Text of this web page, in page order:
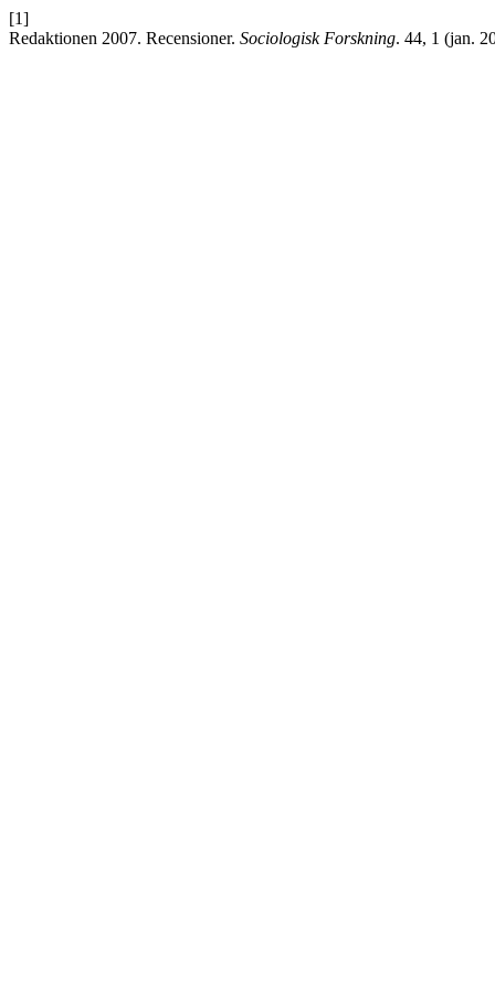
[1]
Redaktionen 2007. Recensioner. Sociologisk Forskning. 44, 1 (jan.